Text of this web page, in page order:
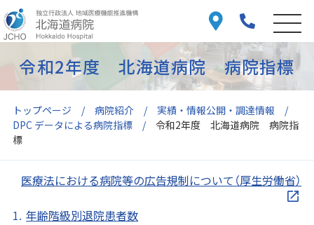
トップページ 病院紹介
実績・情報公開・調達情報
DPC データによる病院指標
令和2年度 北海道病院 病院指
標
令和2年度 北海道病院 病院指標
医療法における病院等の広告規制について（厚生労働省）
年齢階級別退院患者数